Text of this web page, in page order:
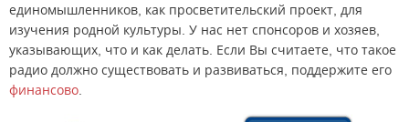
единомышленников, как просветительский проект, для
изучения родной культуры. У нас нет спонсоров и хозяев,
указывающих, что и как делать. Если Вы считаете, что такое
радио должно существовать и развиваться, поддержите его
финансово